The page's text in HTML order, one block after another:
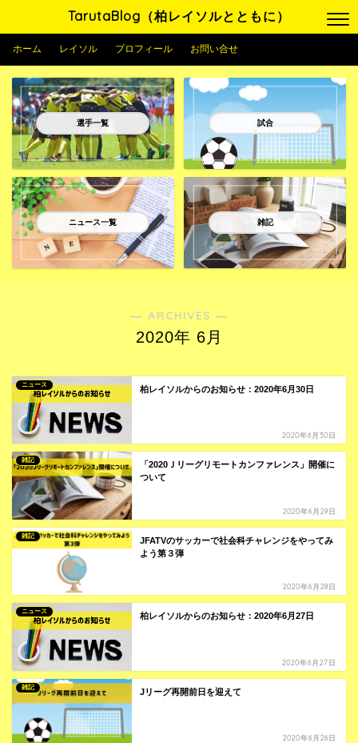
TarutaBlog（柏レイソルとともに）
ホーム レイソル プロフィール お問い合せ
選手一覧 試合
ニュース一覧 雑記
― ARCHIVES ―
2020年 6月
ニュース 柏レイソルからのお知らせ：2020年6月30日
2020年6月30日
雑記
「2020Ｊリーグリモートカンファレンス」開催に
ついて
2020年6月29日
雑記
JFATVのサッカーで社会科チャレンジをやってみ
よう第３弾
2020年6月28日
ニュース 柏レイソルからのお知らせ：2020年6月27日
2020年6月27日
雑記 Jリーグ再開前日を迎えて
2020年6月26日